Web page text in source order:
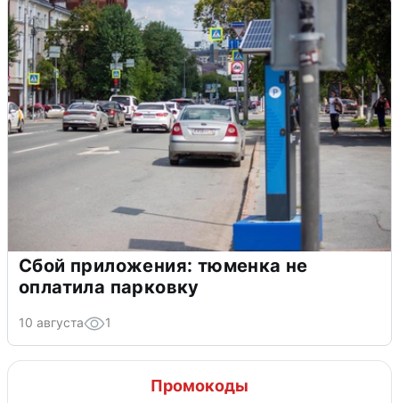
Сбой приложения: тюменка не
оплатила парковку
10 августа 1
Промокоды